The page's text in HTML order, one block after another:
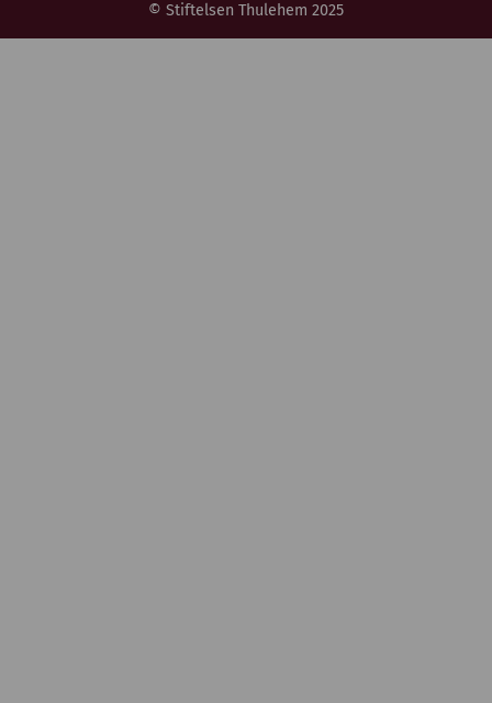
© Stiftelsen Thulehem 2025